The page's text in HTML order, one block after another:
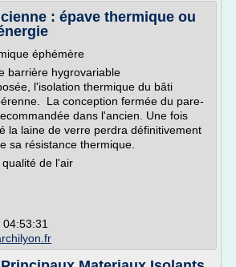
: épave thermique ou
éphémère
barrière hygrovariable
l'isolation thermique du bâti
La conception fermée du pare-
dans l'ancien. Une fois
la laine de verre perdra définitivement
sa résistance thermique.
de l'air